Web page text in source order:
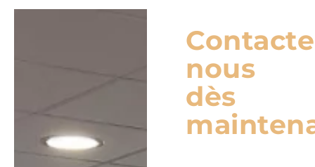
nous
dès